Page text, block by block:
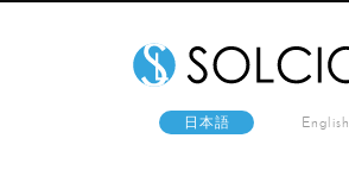
日本語 English